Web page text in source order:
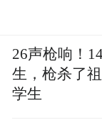
26声枪响！
生，枪杀了
学生